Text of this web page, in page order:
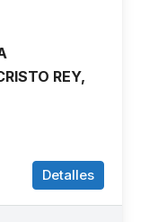
REY,
Detalles